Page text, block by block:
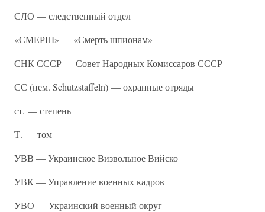
СЛО — следственный отдел
«СМЕРШ» — «Смерть шпионам»
СНК СССР — Совет Народных Комиссаров СССР
СС (нем. Schutzstaffeln) — охранные отряды
ст. — степень
Т. — том
УВВ — Украинское Визвольное Вийско
УВК — Управление военных кадров
УВО — Украинский военный округ